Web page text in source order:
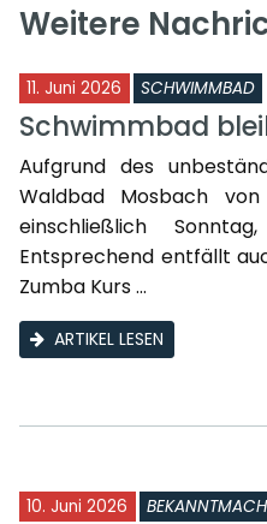
Weitere
11. Juni 2026 SCHWIMMBAD
Schwimmbad
Aufgrund des
Waldbad Mosbach
einschließlich
Entsprechend entfällt
Zumba Kurs ...
ARTIKEL LESEN
10. Juni 2026